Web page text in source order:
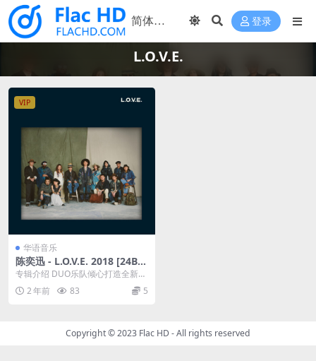
登录
L.O.V.E.
VIP
华语音乐
陈奕迅 - L.O.V.E. 2018 [24Bi
t/48kHz] [Hi-Res Flac 854M
B]
专辑介绍 DUO乐队倾心打造全新大
碟《L.O.V.E.》 由陈奕迅带你走进11
个...2 年前 83 5
Copyright © 2023 Flac HD- All rights reserved